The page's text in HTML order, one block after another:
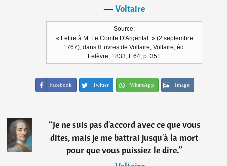
―Voltaire
Source:
« Lettre à M. Le Comte D'Argental. » (2 septembre
1767), dans Œuvres de Voltaire, Voltaire, éd.
Lefèvre, 1833, t. 64, p. 351
Facebook Twitter WhatsApp Image
“Je ne suis pas d'accord avec ce que vous
dites, mais je me battrai jusqu'à la mort
pour que vous puissiez le dire.”